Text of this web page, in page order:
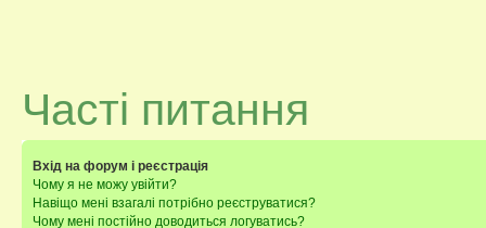
Часті питання
Вхід на форум і реєстрація
Чому я не можу увійти?
Навіщо мені взагалі потрібно реєструватися?
Чому мені постійно доводиться логуватись?